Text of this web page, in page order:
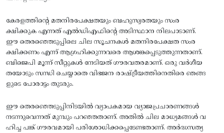
കേരളത്തിന്റെ മതനിരപേക്ഷതയും ബഹുസ്വരതയും സംര
ക്ഷിക്കുക എന്നത് എൽഡിഎഫിന്റെ അടിസ്ഥാന നിലപാടാണ്.
ഈ തെരഞ്ഞെടുപ്പിലെ ചില സൂചനകൾ മതനിരപേക്ഷത സംര
ക്ഷിക്കണം എന്ന് ആഗ്രഹിക്കുന്നവരെ ആശങ്കപ്പെടുത്തുന്നതാണ്.
ബിജെപി മൂന്ന് സീറ്റുകൾ നേടിയത് ഗൗരവതരമാണ്. ഒരു വർഗീയ
തയോടും സന്ധി ചെയ്യാതെ വിഭജന രാഷ്ട്രീയത്തിനെതിരെ ഞങ്ങ
ളുടെ പോരാട്ടം തുടരും.
ഈ തെരഞ്ഞെടുപ്പിനിടയിൽ വ്യാപകമായ വ്യാജപ്രചാരണങ്ങൾ
നടന്നുവെന്നത് മുമ്പും പറഞ്ഞതാണ്. അതിൽ ചില മാധ്യമങ്ങൾ വ
ഹിച്ച പങ്ക് ഗൗരവമായി പരിശോധിക്കപ്പെടേണ്ടതാണ്. അർദ്ധസത്യ